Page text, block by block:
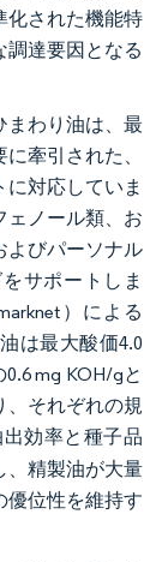
化された機能特
達要因となる
まわり油は、最
牽引された、
対応していま
ェノール類、お
よびパーソナル
サポートしま
）による
は最大酸価4.0
mg KOH/gと
、それぞれの規
効率と種子品
、精製油が大量
優位性を維持す